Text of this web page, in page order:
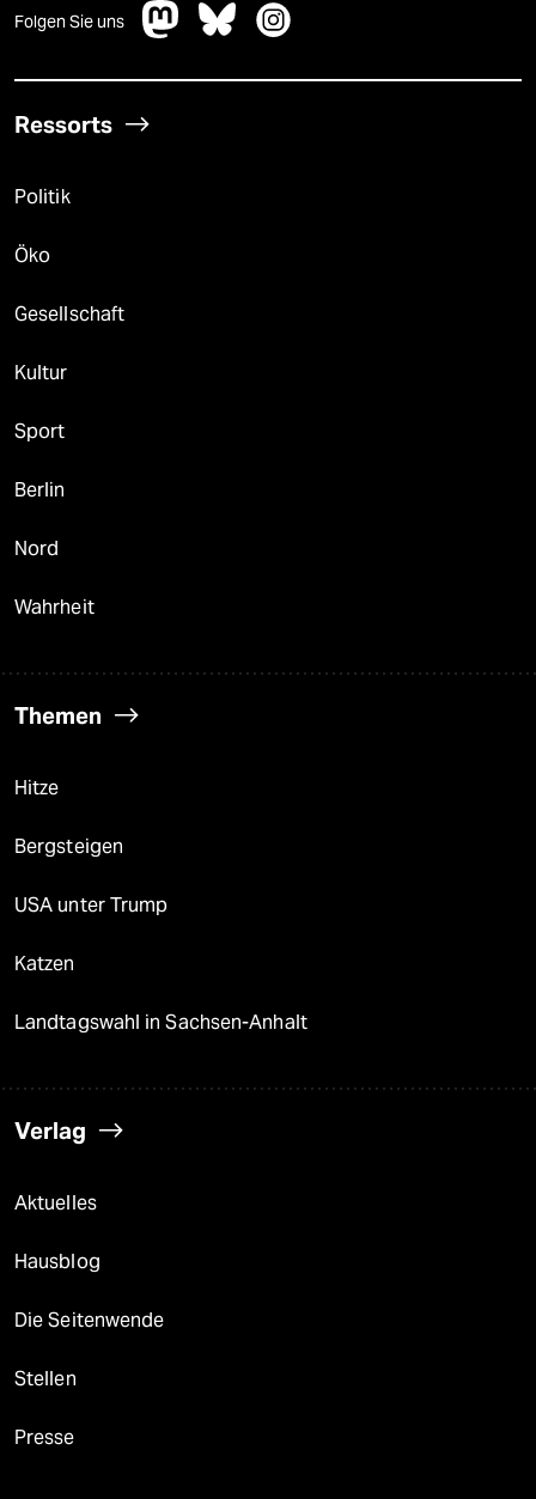
Folgen Sie uns
Ressorts
Politik
Öko
Gesellschaft
Kultur
Sport
Berlin
Nord
Wahrheit
Themen
Hitze
Bergsteigen
USA unter Trump
Katzen
Landtagswahl in Sachsen-Anhalt
Verlag
Aktuelles
Hausblog
Die Seitenwende
Stellen
Presse